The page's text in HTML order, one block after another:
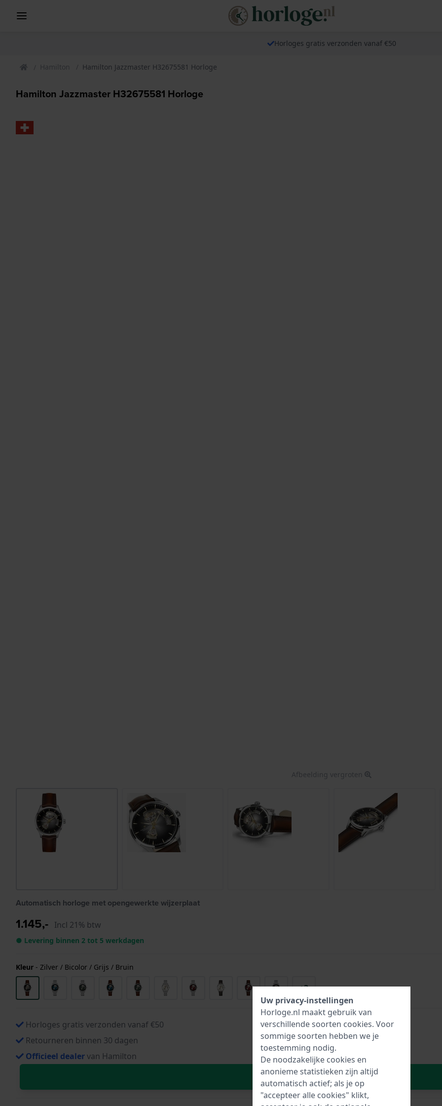
Horloges gratis verzonden vanaf €50
Hamilton Hamilton Jazzmaster H32675581 Horloge
Hamilton Jazzmaster H32675581 Horloge
Afbeelding vergroten
Automatisch horloge met opengewerkte wijzerplaat
1.145,- Incl 21% btw
● Levering binnen 2 tot 5 werkdagen
Kleur - Zilver / Bicolor / Grijs / Bruin
+3
Horloges gratis verzonden vanaf €50
Retourneren binnen 30 dagen
Officieel dealervan Hamilton
In Winkelwagen
Uw privacy-instellingen
Horloge.nl maakt gebruik van
verschillende soorten cookies. Voor
sommige soorten hebben we je
toestemming nodig.
De noodzakelijke cookies en
anonieme statistieken zijn altijd
automatisch actief; als je op
"accepteer alle cookies" klikt,